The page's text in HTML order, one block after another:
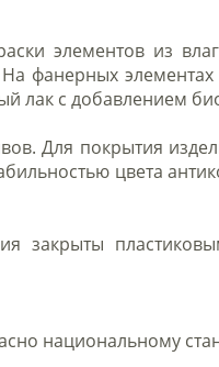
элементов из
фанерных
лак с добавлением
Для покрытия
цвета
закрыты
национальному